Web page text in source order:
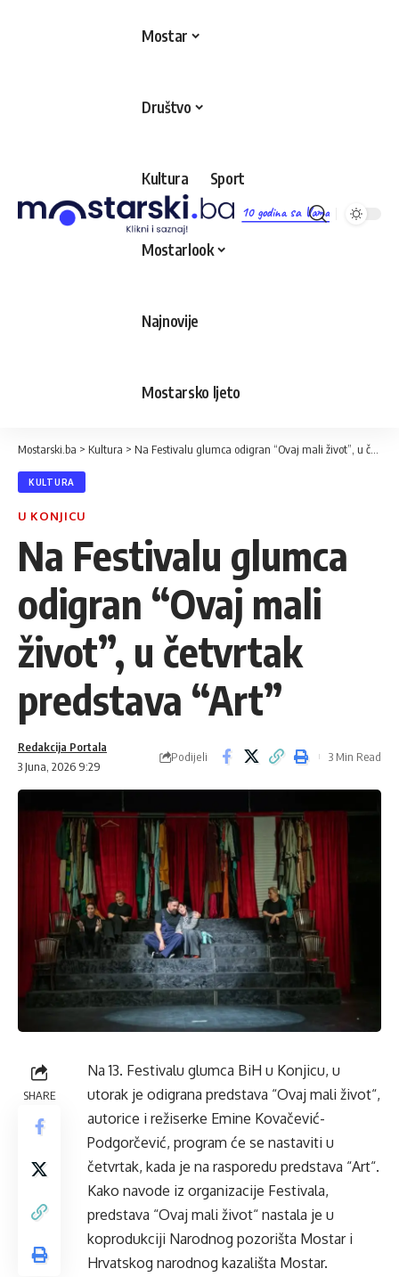
10 godina sa Vama
Mostar
Društvo
Kultura Sport
Mostarlook
Najnovije
Mostarsko ljeto
Mostarski.ba > Kultura > Na Festivalu glumca odigran “Ovaj mali život”, u četvrtak predstava “Art”
KULTURA
U KONJICU
Na Festivalu glumca
odigran “Ovaj mali
život”, u četvrtak
predstava “Art”
3 Juna, 2026 9:29
Redakcija Portala
Podijeli 3 Min Read
SHARE
Na 13. Festivalu glumca BiH u Konjicu, u
utorak je odigrana predstava “Ovaj mali život“,
autorice i režiserke Emine Kovačević-
Podgorčević, program će se nastaviti u
četvrtak, kada je na rasporedu predstava “Art“.
Kako navode iz organizacije Festivala,
predstava “Ovaj mali život“ nastala je u
koprodukciji Narodnog pozorišta Mostar i
Hrvatskog narodnog kazališta Mostar.